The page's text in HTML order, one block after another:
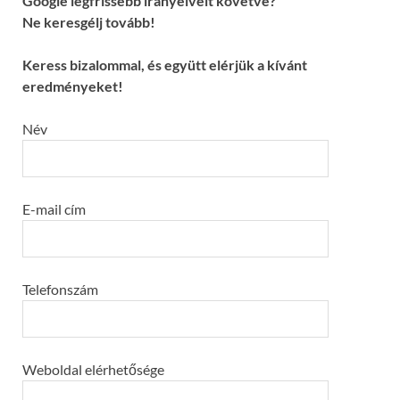
Ne keresgélj tovább!
Keress bizalommal, és együtt elérjük a kívánt
eredményeket!
Név
E-mail cím
Telefonszám
Weboldal elérhetősége